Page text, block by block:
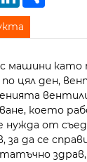
машини като
цял ден,
което
нужда от
да се